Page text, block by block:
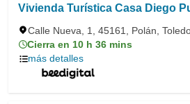
Vivienda Turística Casa Diego
Calle Nueva, 1, 45161, Polán,
Cierra en 10 h 36 mins
más detalles